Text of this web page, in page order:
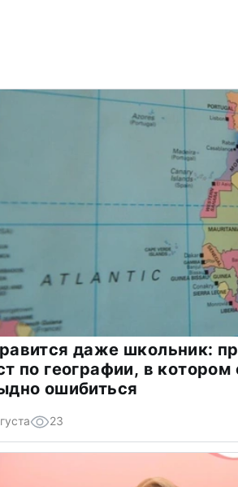
даже школьник:
по географии, в котором
ошибиться
23